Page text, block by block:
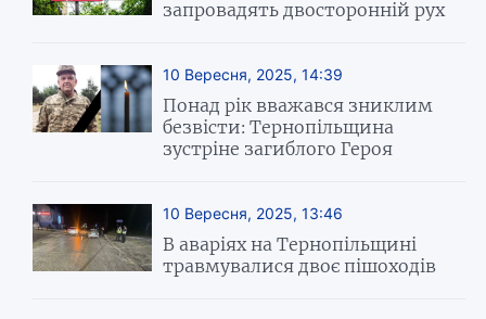
запровадять двосторонній рух
10 Вересня, 2025, 14:39
Понад рік вважався зниклим
безвісти: Тернопільщина
зустріне загиблого Героя
10 Вересня, 2025, 13:46
В аваріях на Тернопільщині
травмувалися двоє пішоходів